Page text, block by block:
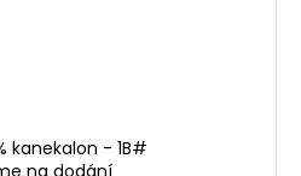
kanekalon - 1B#
na dodání